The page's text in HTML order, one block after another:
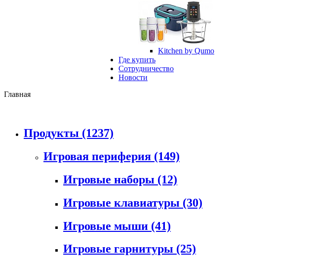
Kitchen by Qumo
Где купить
Сотрудничество
Новости
Главная
Продукты (1237)
Игровая периферия (149)
Игровые наборы (12)
Игровые клавиатуры (30)
Игровые мыши (41)
Игровые гарнитуры (25)